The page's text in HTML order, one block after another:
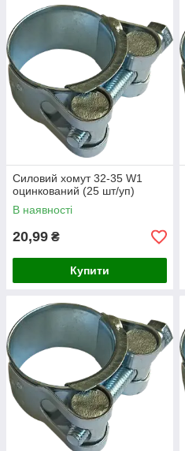
Силовий хомут 32-35 W1
оцинкований (25 шт/уп)
В наявності
20,99 ₴
Купити